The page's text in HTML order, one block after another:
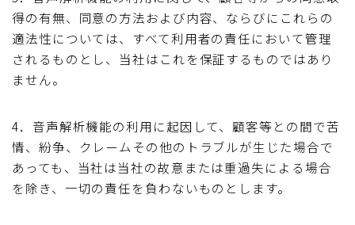
得の有無、同意の方法および内容、ならびにこれらの
適法性については、すべて利用者の責任において管理
されるものとし、当社はこれを保証するものではあり
ません。
4．音声解析機能の利用に起因して、顧客等との間で苦
情、紛争、クレームその他のトラブルが生じた場合で
あっても、当社は当社の故意または重過失による場合
を除き、一切の責任を負わないものとします。